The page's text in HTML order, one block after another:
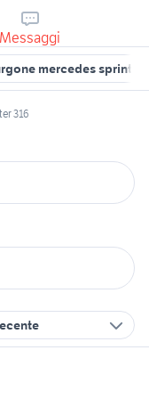
Messaggi
mercedes sprinter
316